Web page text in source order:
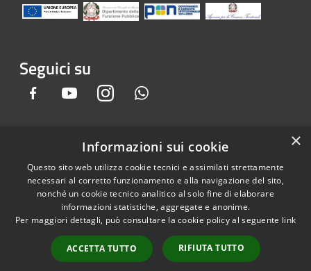
Seguici su
Facebook YoutubeInstagram
Accessibilità
Privacy
Mappa del sito
Dichiarazione e Feedback
Gandino • Powered by
Municipium•Accesso
redazione
×
Informazioni sui cookie
Questo sito web utilizza cookie tecnici e assimilati strettamente
necessari al corretto funzionamento e alla navigazione del sito,
nonché un cookie tecnico analitico al solo fine di elaborare
informazioni statistiche, aggregate e anonime.
Per maggiori dettagli, può consultare la cookie policy al seguente link
ACCETTA TUTTO RIFIUTA TUTTO